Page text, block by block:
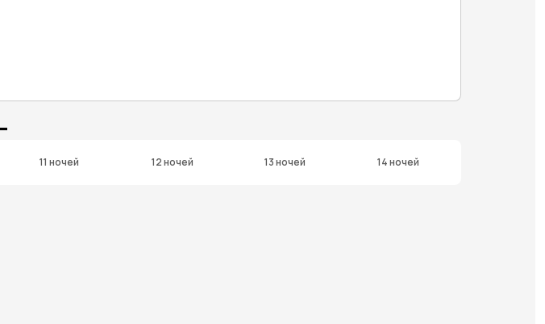
11 ночей 12 ночей 13 ночей 14 ночей